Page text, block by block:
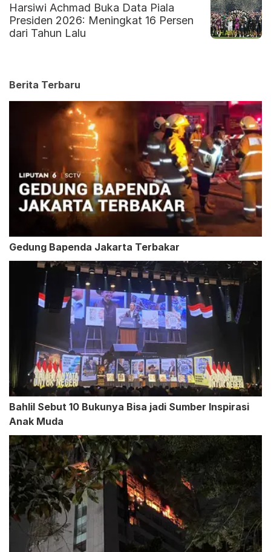
Harsiwi Achmad Buka Data Piala
Presiden 2026: Meningkat 16 Persen
dari Tahun Lalu
Berita Terbaru
Gedung Bapenda Jakarta Terbakar
Bahlil Sebut 10 Bukunya Bisa jadi Sumber Inspirasi
Anak Muda